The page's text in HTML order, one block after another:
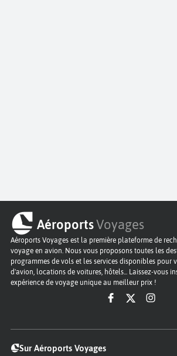
AéroportsVoyages
Aéroports Voyages est la première plateforme de
voyage en avion. Nous vous proposons toutes les
programmes de vols et les services disponibles pour
d'avion, locations de voitures, hôtels... Laissez-vous
expérience de voyage unique au meilleur prix !
Sur Aéroports Voyages